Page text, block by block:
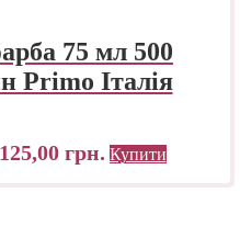
75 мл 500
Primo Італія
125,00 грн. Купити